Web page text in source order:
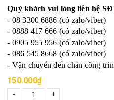
Quý khách vui lòng liên hệ
- 08 3300 6886 (có zalo/viber)
- 0888 417 666 (có zalo/viber)
- 0905 955 956 (có zalo/viber)
- 086 545 8668 (có zalo/viber)
- Vận chuyển đến chân công
150.000₫
-
+